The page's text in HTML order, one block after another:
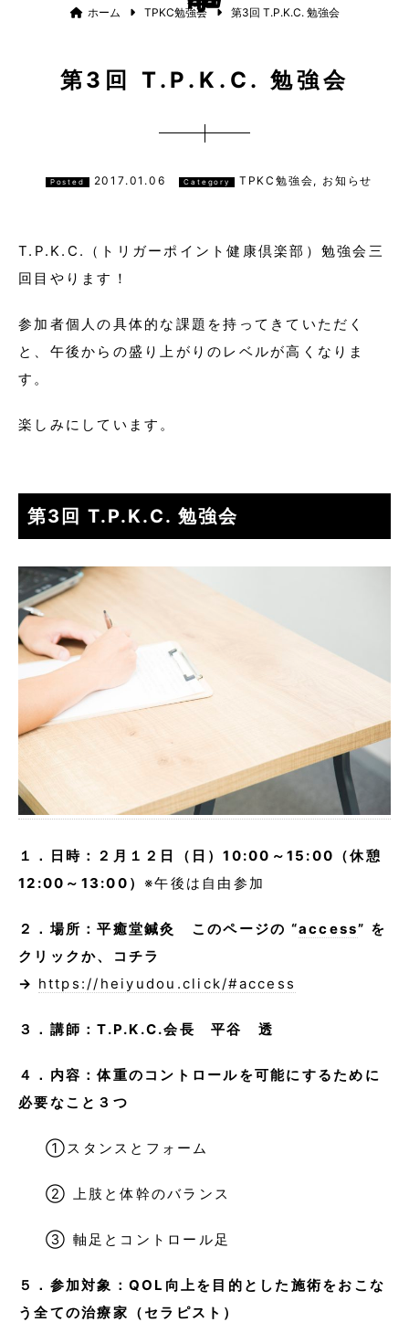
ホーム TPKC勉強会 第3回 T.P.K.C. 勉強会
第3回 T.P.K.C. 勉強会
Posted 2017.01.06 Category TPKC勉強会, お知らせ
T.P.K.C.（トリガーポイント健康倶楽部）勉強会三
回目やります！
参加者個人の具体的な課題を持ってきていただく
と、午後からの盛り上がりのレベルが高くなりま
す。
楽しみにしています。
第3回 T.P.K.C. 勉強会
１．日時：２月１２日（日）10:00～15:00（休憩
12:00～13:00） ※午後は自由参加
２．場所：平癒堂鍼灸 このページの “access” を
クリックか、コチラ
→ https://heiyudou.click/#access
３．講師：T.P.K.C.会長 平谷 透
４．内容：体重のコントロールを可能にするために
必要なこと３つ
①スタンスとフォーム
② 上肢と体幹のバランス
③ 軸足とコントロール足
５．参加対象：QOL向上を目的とした施術をおこな
う全ての治療家（セラピスト）